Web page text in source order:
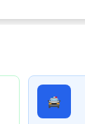
🚔